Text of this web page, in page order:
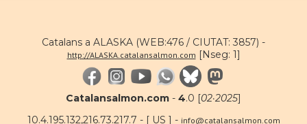
Catalans a ALASKA (WEB:476 / CIUTAT: 3857) -
http://ALASKA.catalansalmon.com [Nseg: 1]
Catalansalmon.com - 4.0 [02·2025]
10.4.195.132,216.73.217.7 - [ US ] - info@catalansalmon.com